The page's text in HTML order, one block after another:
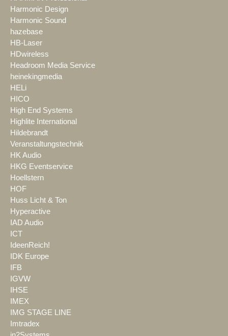
Harmonic Design
Harmonic Sound
hazebase
HB-Laser
HDwireless
Headroom Media Service
heinekingmedia
HELi
HICO
High End Systems
Highlite International
Hildebrandt
Veranstaltungstechnik
HK Audio
HKG Eventservice
Hoellstern
HOF
Huss Licht & Ton
Hyperactive
IAD Audio
ICT
IdeenReich!
IDK Europe
IFB
IGVW
IHSE
IMEX
IMG STAGE LINE
Imtradex